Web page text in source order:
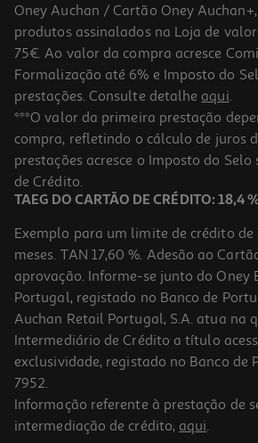
4.8
Creme De Limpeza Cif Spray 750ml
3.99 €/Lt
2,99 €
-50%
Creme De Limpeza Cif C/ Lixívia Max Power
Oney Auchan / Cartão Oney
produtos assinalados na Loja de
75€. Ao valor da compra acresce
Formalização até 6% e Imposto do
prestações. Consulte detalhe aqui.
***O valor da primeira prestação
compra, refletindo o cálculo de juros
prestações acresce o Imposto do
de Crédito.
TAEG DO CARTÃO DE CRÉDITO: 18,4
Exemplo para um limite de crédito de
meses. TAN 17,60 %. Adesão ao
aprovação. Informe-se junto do Oney
Portugal, registado no Banco de
Auchan Retail Portugal, S.A. atua na
Intermediário de Crédito a título
exclusividade, registado no Banco de
7952.
Informação referente à prestação de
intermediação de crédito, aqui.